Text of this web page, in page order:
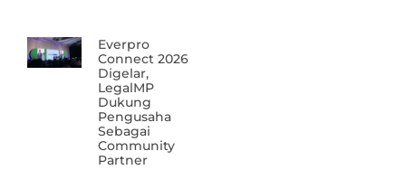
Everpro
Connect 2026
Digelar,
LegalMP
Dukung
Pengusaha
Sebagai
Community
Partner